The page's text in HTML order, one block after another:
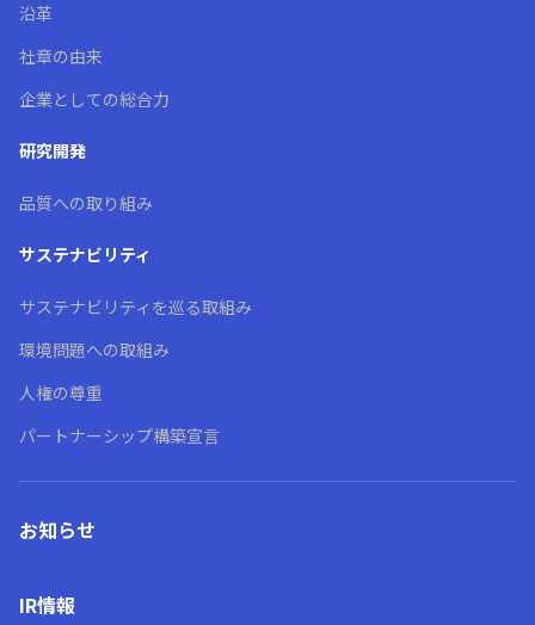
沿革
社章の由来
企業としての総合力
研究開発
品質への取り組み
サステナビリティ
サステナビリティを巡る取組み
環境問題への取組み
人権の尊重
パートナーシップ構築宣言
お知らせ
IR情報